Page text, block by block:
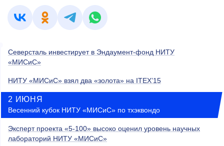
Северсталь инвестирует в Эндаумент-фонд НИТУ
«МИСиС»
НИТУ «МИСиС» взял два «золота» на ITEX’15
2 ИЮНЯ
Весенний кубок НИТУ «МИСиС» по тхэквондо
Эксперт проекта «5-100» высоко оценил уровень научных
лабораторий НИТУ «МИСиС»